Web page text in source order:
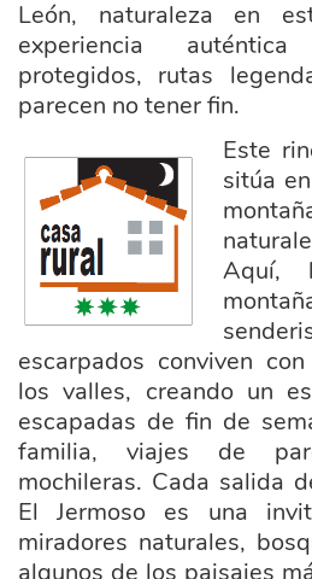
León, naturaleza en
experiencia
protegidos, rutas
parecen no tener fin.
casa_rrural_3_estrellas.pngEste
sitúa
Aquí,
escarpados conviven
los valles, creando un
escapadas de fin de
familia, viajes de
mochileras. Cada salida
El Jermoso es una
miradores naturales,
algunos de los paisajes